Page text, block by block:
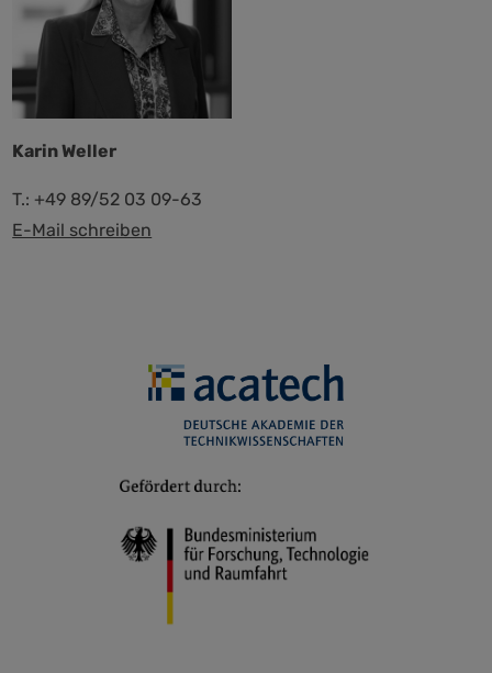
Karin Weller
T.: +49 89/52 03 09-63
E-Mail schreiben